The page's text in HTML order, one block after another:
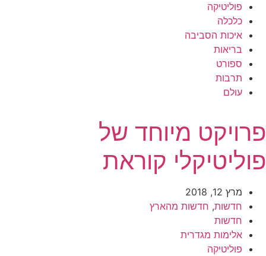
פוליטיקה
כלכלה
איכות הסביבה
בריאות
ספורט
תרבות
עולם
פרויקט מיוחד של
פוליטיקלי קוראת
מרץ 12, 2018
חדשות, חדשות מהארץ
חדשות
אלימות מגדרית
פוליטיקה